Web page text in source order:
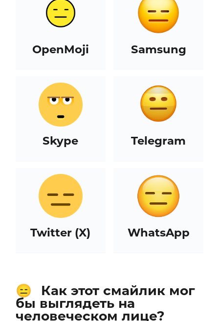
OpenMoji Samsung
Skype Telegram
Twitter (X) WhatsApp
😑 Как этот смайлик мог
бы выглядеть на
человеческом лице?